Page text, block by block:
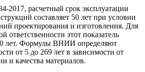
2017, расчетный срок эксплуатации
составляет 50 лет при условии
проектирования и изготовления. Для
ответственности этот показатель
лет. Формулы ВНИИ определяют
от 5 до 269 лет в зависимости от
и качества материалов.